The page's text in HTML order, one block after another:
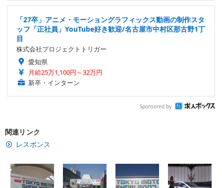
「27卒」アニメ・モーショングラフィックス動画の制作スタ
ッフ「正社員」YouTube好き歓迎/名古屋市中村区那古野1丁
目
株式会社プロジェクトトリガー
愛知県
月給25万1,100円～32万円
新卒・インターン
Sponsored by
関連リンク
レスポンス